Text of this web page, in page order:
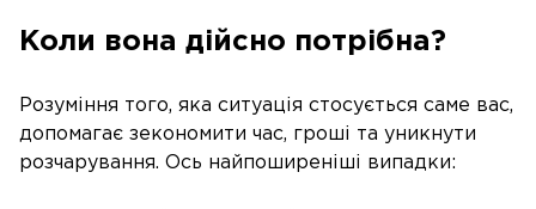
Коли вона дійсно потрібна?
Розуміння того, яка ситуація стосується саме вас,
допомагає зекономити час, гроші та уникнути
розчарування. Ось найпоширеніші випадки: